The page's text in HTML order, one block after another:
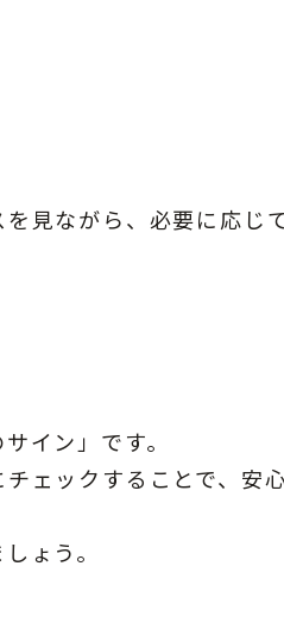
見ながら、必要に応じ
イン」です。
ェックすることで、安
ょう。